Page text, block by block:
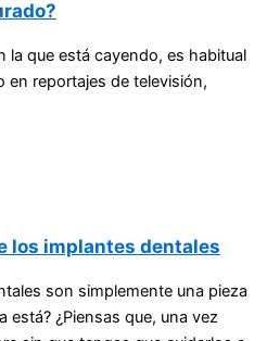
la que está cayendo, es habitual
en reportajes de televisión,
los implantes dentales
son simplemente una pieza
está? ¿Piensas que, una vez